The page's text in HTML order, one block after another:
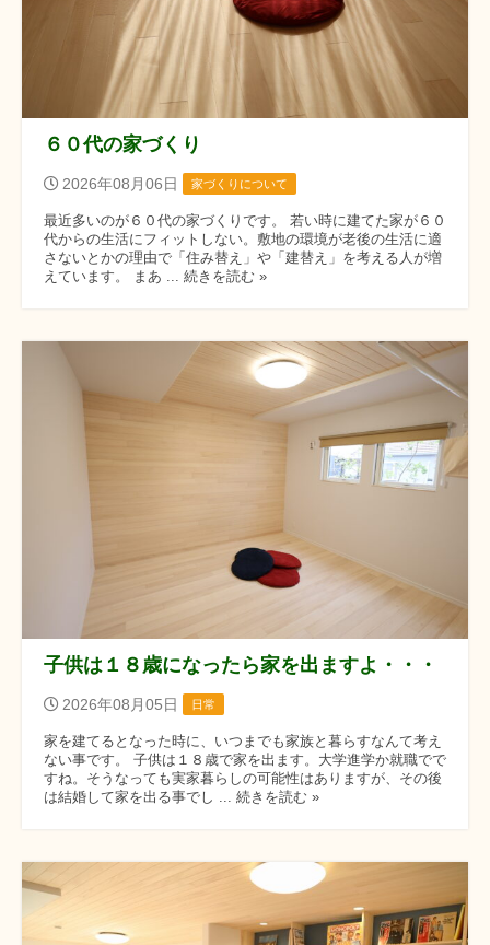
６０代の家づくり
2026年08月06日 家づくりについて
最近多いのが６０代の家づくりです。 若い時に建てた家が６０
代からの生活にフィットしない。敷地の環境が老後の生活に適
さないとかの理由で「住み替え」や「建替え」を考える人が増
えています。 まあ ... 続きを読む »
子供は１８歳になったら家を出ますよ・・・
2026年08月05日 日常
家を建てるとなった時に、いつまでも家族と暮らすなんて考え
ない事です。 子供は１８歳で家を出ます。大学進学か就職でで
すね。そうなっても実家暮らしの可能性はありますが、その後
は結婚して家を出る事でし ... 続きを読む »